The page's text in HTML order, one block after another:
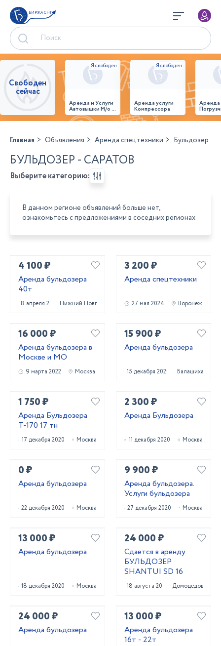
БИРЖА СНГ
Свободен
сейчас
Аренда и Услуги
Автовышки М/о г.
Домодедово
26,28,32 место
Аренда услуги
Компрессора
Главная Объявления Аренда спецтехники Бульдозер
БУЛЬДОЗЕР - САРАТОВ
Выберите категорию:
В данном регионе объявлений больше нет,
ознакомьтесь с предложениями в соседних регионах
4 100 ₽
Аренда бульдозера
40т
8 апреля 2025 Нижний Новгород
3 200 ₽
Аренда спецтехники
27 мая 2024 Воронеж
16 000 ₽
Аренда бульдозера в
Москве и МО
9 марта 2022 Москва
15 900 ₽
Аренда бульдозера
15 декабря 2020 Балашиха
1 750 ₽
Аренда Бульдозера
Т-170 17 тн
17 декабря 2020 Москва
2 300 ₽
Аренда Бульдозера
11 декабря 2020 Москва
0 ₽
Аренда бульдозера
22 декабря 2020 Москва
9 900 ₽
Аренда бульдозера.
Услуги бульдозера
27 декабря 2020 Москва
13 000 ₽
Аренда бульдозера
18 декабря 2020 Москва
24 000 ₽
Сдается в аренду
БУЛЬДОЗЕР
SHANTUI SD 16
18 августа 2021 Домодедово
24 000 ₽
Аренда бульдозера
13 000 ₽
Аренда бульдозера
16т - 22т